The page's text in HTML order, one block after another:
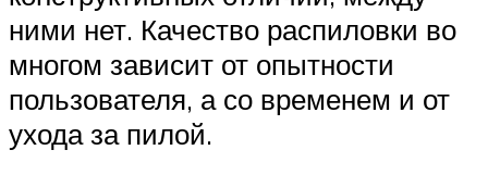
ними нет. Качество распиловки во
многом зависит от опытности
пользователя, а со временем и от
ухода за пилой.